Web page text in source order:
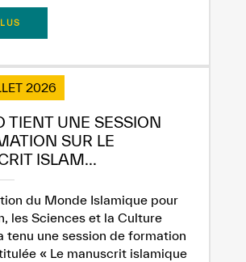
2026
TIENT UNE SESSION
SUR LE
ISLAM...
du Monde Islamique pour
les Sciences et la Culture
tenu une session de formation
« Le manuscrit islamique